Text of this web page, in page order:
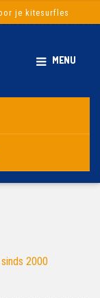
je kitesurfles
MENU
2000